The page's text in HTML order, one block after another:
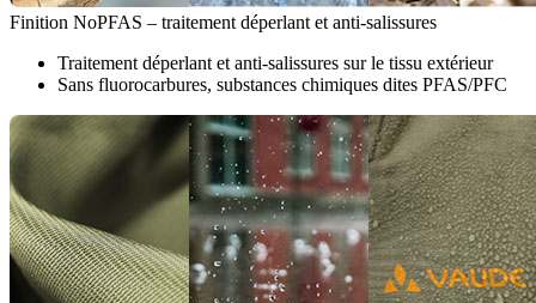
Finition NoPFAS – traitement déperlant et anti-salissures
Traitement déperlant et anti-salissures sur le tissu extérieur
Sans fluorocarbures, substances chimiques dites PFAS/PFC